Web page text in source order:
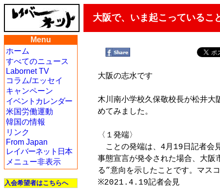
大阪で、いま起こっているこ
Menu
ホーム
すべてのニュース
Labornet TV
コラム/エッセイ
キャンペーン
イベントカレンダー
米国労働運動
韓国の情報
リンク
From Japan
レイバーネット日本
メニュー非表示
入会希望者はこちらへ
大阪の志水です
木川南小学校久保敬校長が松井大
めてみました。
〈１発端〉
ことの発端は、4月19日記者会
事態宣言が発令された場合、大阪
る”意向を示したことです。マス